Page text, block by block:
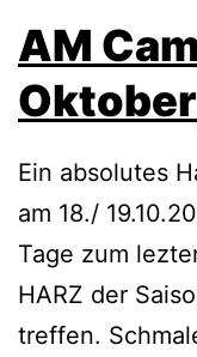
AM
Oktober
Ein absolutes
am 18./
Tage zum
HARZ der
treffen.